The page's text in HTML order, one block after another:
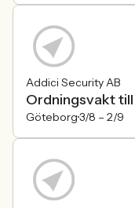
Addici Security AB
Ordningsvakt
Göteborg3/8 – 2/9